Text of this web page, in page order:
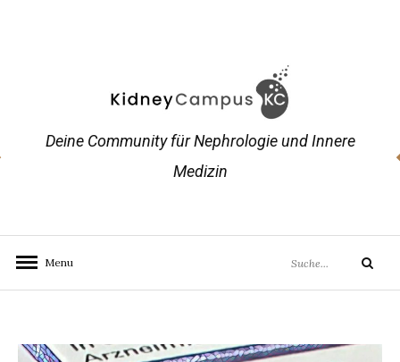
Deine Community für Nephrologie und Innere
Medizin
Menu
Search
Search